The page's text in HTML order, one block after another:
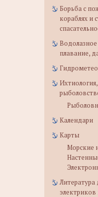
Борьба с
кораблях и
плавание,
Календари
Карты
Морские
электриков